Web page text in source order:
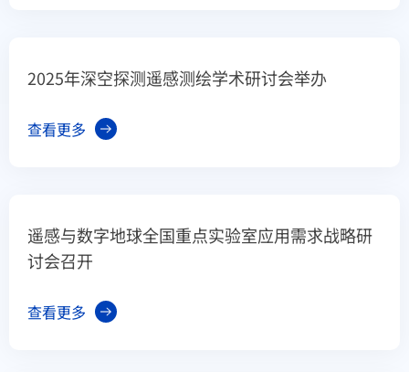
2025年深空探测遥感测绘学术研讨会举办
查看更多
遥感与数字地球全国重点实验室应用需求战略研
讨会召开
查看更多